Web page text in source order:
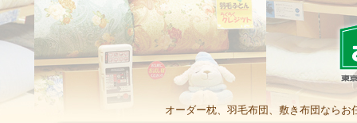
オーダー枕、羽毛布団、敷き布団なら